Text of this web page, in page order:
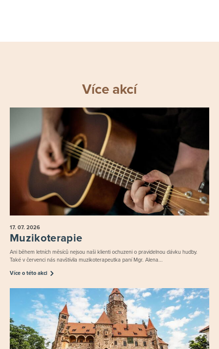
Více akcí
17. 07. 2026
Muzikoterapie
Ani během letních měsíců nejsou naši klienti ochuzeni o pravidelnou dávku hudby.
Také v červenci nás navštívila muzikoterapeutka paní Mgr. Alena...
Více o této akci